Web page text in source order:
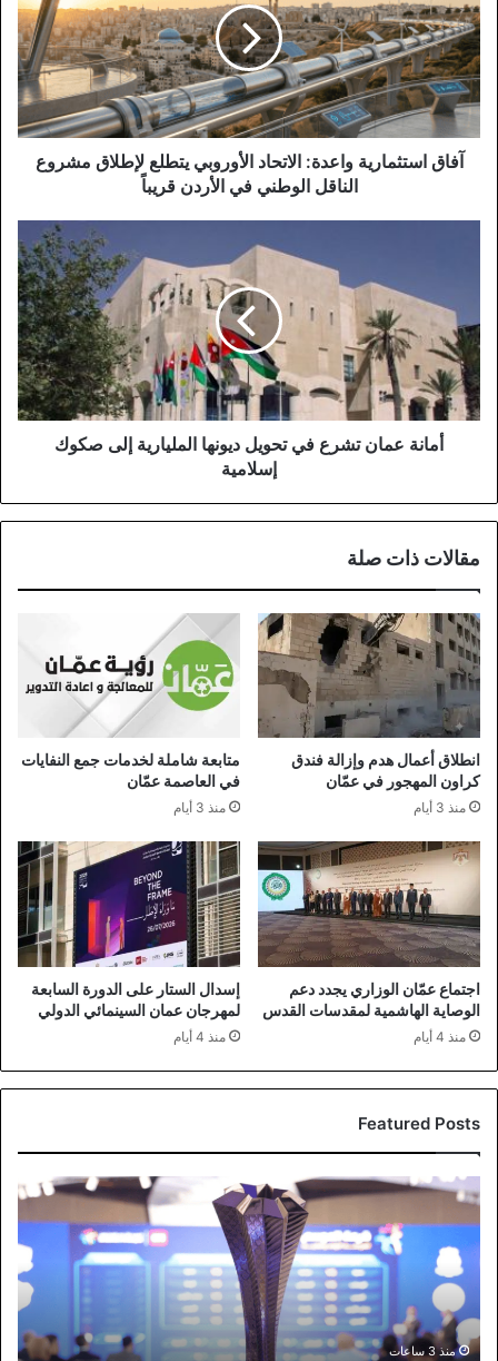
الاتحاد
الأوروبي
يتطلع
لإطلاق
مشروع
الناقل
الوطني
آفاق استثمارية واعدة: الاتحاد الأوروبي يتطلع لإطلاق مشروع
الناقل الوطني في الأردن قريباً
تحويل
ديونها
المليارية
إلى
صكوك
إسلاميةأمانة عمان تشرع في تحويل ديونها المليارية إلى صكوك
إسلامية
مقالات ذات صلة
انطلاق أعمال هدم وإزالة فندق
كراون المهجور في عمّان
منذ 3 أيام
متابعة شاملة لخدمات جمع النفايات
في العاصمة عمّان
منذ 3 أيام
اجتماع عمّان الوزاري يجدد دعم
الوصاية الهاشمية لمقدسات القدس
منذ 4 أيام
إسدال الستار على الدورة السابعة
لمهرجان عمان السينمائي الدولي
منذ 4 أيام
Featured Posts
قمة
بين
الفيصلي
والوحدات
في
انطلاق
الدوري
الأردني
منذ 3 ساعات